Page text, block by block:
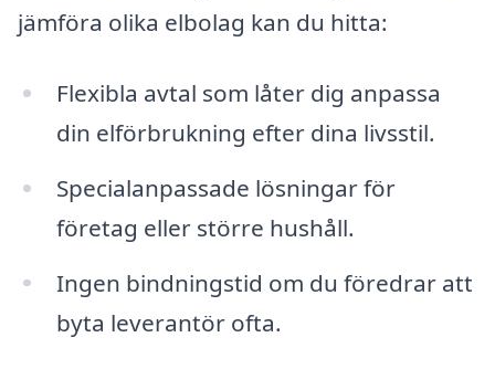
jämföra olika elbolag kan du hitta:
Flexibla avtal som låter dig anpassa
din elförbrukning efter dina livsstil.
Specialanpassade lösningar för
företag eller större hushåll.
Ingen bindningstid om du föredrar att
byta leverantör ofta.